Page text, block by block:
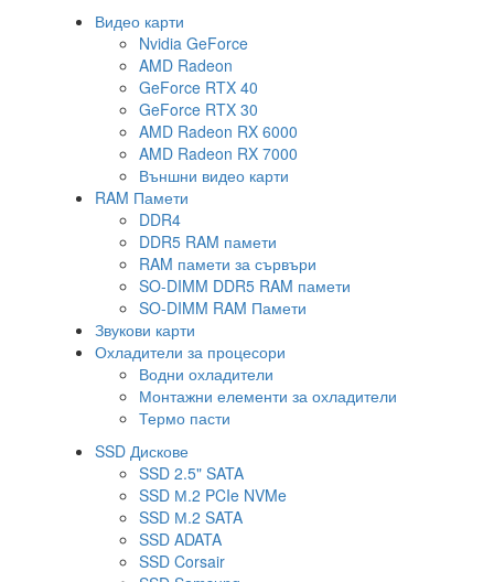
Видео карти
Nvidia GeForce
AMD Radeon
GeForce RTX 40
GeForce RTX 30
AMD Radeon RX 6000
AMD Radeon RX 7000
Външни видео карти
RAM Памети
DDR4
DDR5 RAM памети
RAM памети за сървъри
SO-DIMM DDR5 RAM памети
SO-DIMM RAM Памети
Звукови карти
Охладители за процесори
Водни охладители
Монтажни елементи за охладители
Термо пасти
SSD Дискове
SSD 2.5" SATA
SSD М.2 PCIe NVMe
SSD М.2 SATA
SSD ADATA
SSD Corsair